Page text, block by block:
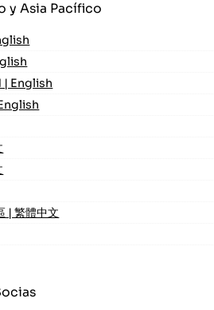
y Asia Pacífico
| English
| 繁體中文